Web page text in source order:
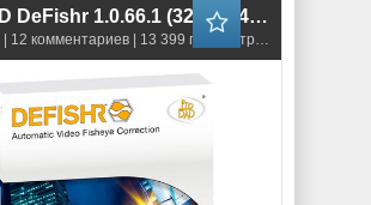
ProDAD DeFishr 1.0.66.1 (32-bit\64-bit)
| 12 комментариев | 13 399 просмотров